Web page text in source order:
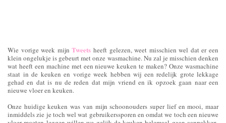
Wie vorige week mijnTweets heeft gelezen, weet misschien wel dat er een
klein ongelukje is gebeurt met onze wasmachine. Nu zal je misschien denken
wat heeft een machine met een nieuwe keuken te maken? Onze wasmachine
staat in de keuken en vorige week hebben wij een redelijk grote lekkage
gehad en dat is nu de reden dat mijn vriend en ik opzoek gaan naar een
nieuwe vloer en keuken.
Onze huidige keuken was van mijn schoonouders super lief en mooi, maar
inmiddels zie je toch wel wat gebruikerssporen en omdat we toch een nieuwe